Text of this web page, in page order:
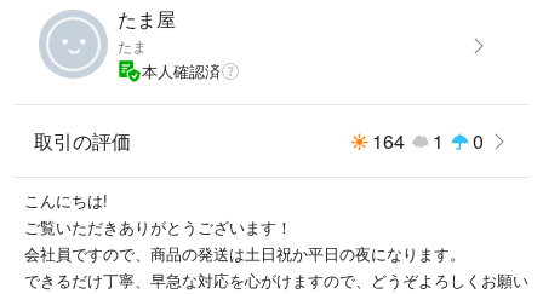
・水タンク容量：20ml
・スチーム表示：LED(ブルー：スチーム少/オレンジ：スチーム多)
・付属品：水タンク/スタンド/クイックコートバンド
たま屋
たま
本人確認済
取引の評価 164 1 0
こんにちは!
ご覧いただきありがとうございます！
会社員ですので、商品の発送は土日祝か平日の夜になります。
できるだけ丁寧、早急な対応を心がけますので、どうぞよろしくお願い